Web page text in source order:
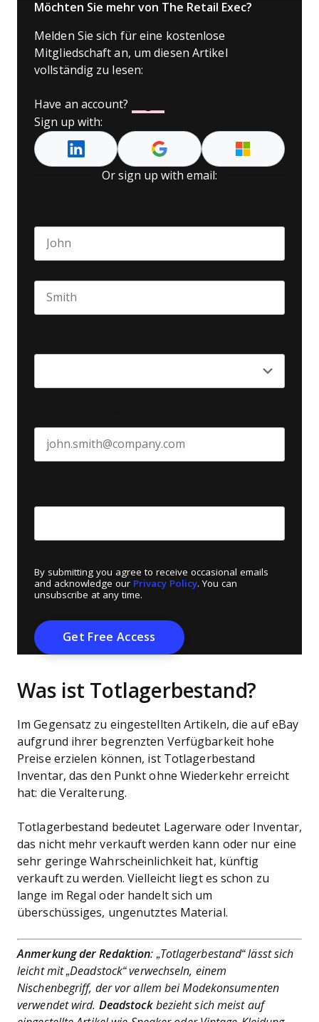
Möchten Sie mehr von The Retail Exec?
Melden Sie sich für eine kostenlose
Mitgliedschaft an, um diesen Artikel
vollständig zu lesen:
Have an account?
Sign up with:
Or sign up with email:
By submitting you agree to receive occasional emails
and acknowledge our Privacy Policy. You can
unsubscribe at any time.
Was ist Totlagerbestand?
Im Gegensatz zu eingestellten Artikeln, die auf eBay
aufgrund ihrer begrenzten Verfügbarkeit hohe
Preise erzielen können, ist Totlagerbestand
Inventar, das den Punkt ohne Wiederkehr erreicht
hat: die Veralterung.
Totlagerbestand bedeutet Lagerware oder Inventar,
das nicht mehr verkauft werden kann oder nur eine
sehr geringe Wahrscheinlichkeit hat, künftig
verkauft zu werden. Vielleicht liegt es schon zu
lange im Regal oder handelt sich um
überschüssiges, ungenutztes Material.
Anmerkung der Redaktion: „Totlagerbestand“ lässt sich
leicht mit „Deadstock“ verwechseln, einem
Nischenbegriff, der vor allem bei Modekonsumenten
verwendet wird. Deadstockbezieht sich meist auf